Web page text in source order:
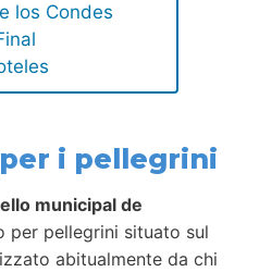
los Condes
i pellegrini
municipal de
per pellegrini situato sul
abitualmente da chi